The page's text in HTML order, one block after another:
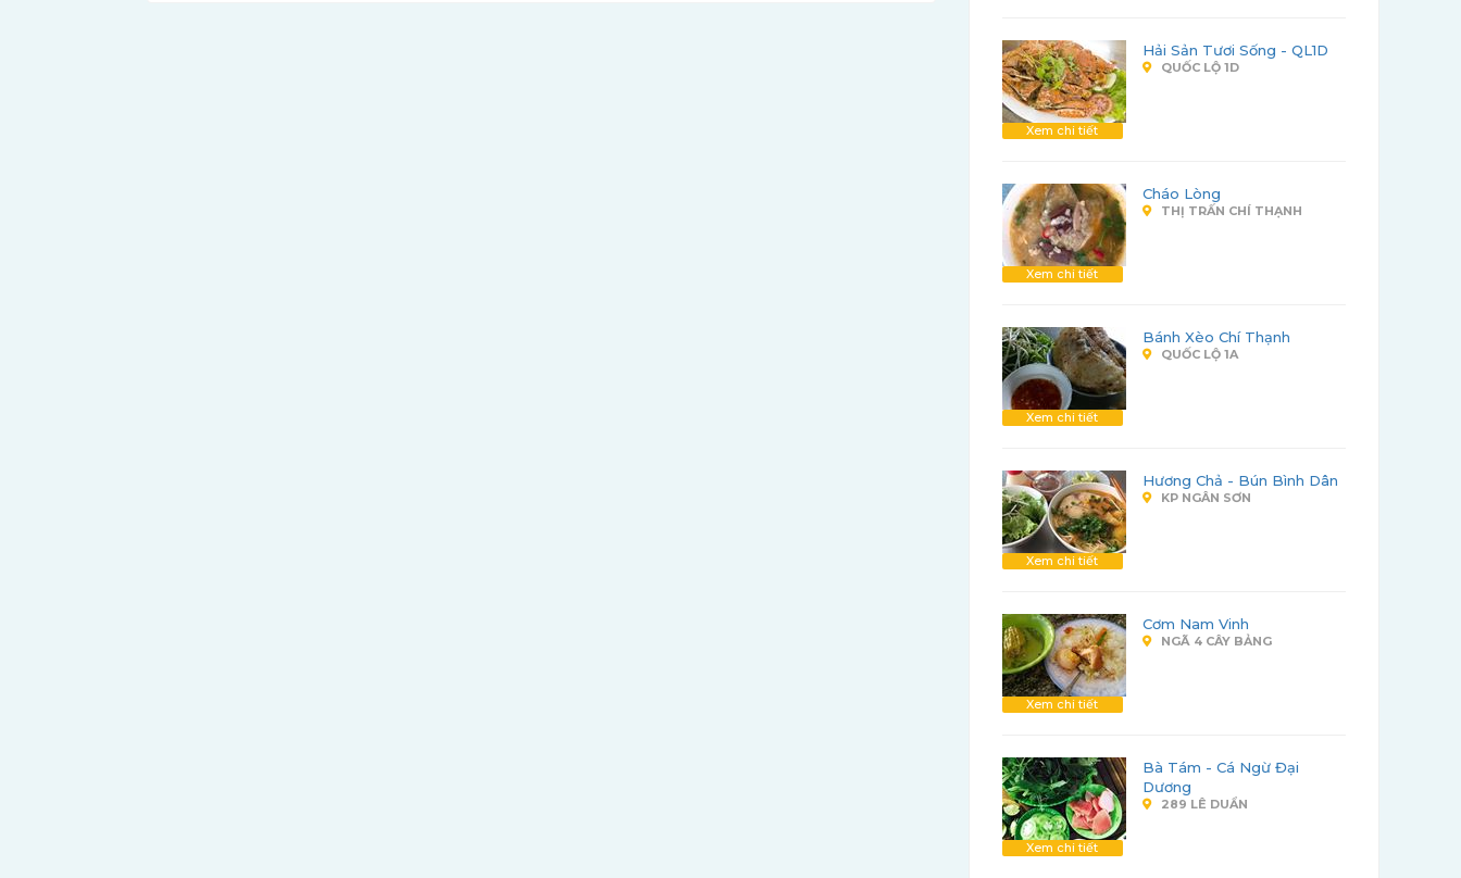
Xem chi tiết
Hải Sản Tươi Sống - QL1D
QUỐC LỘ 1D
Xem chi tiết
Cháo Lòng
THỊ TRẤN CHÍ THẠNH
Xem chi tiết
Bánh Xèo Chí Thạnh
QUỐC LỘ 1A
Xem chi tiết
Hương Chả - Bún Bình Dân
KP NGÂN SƠN
Xem chi tiết
Cơm Nam Vinh
NGÃ 4 CÂY BẢNG
Xem chi tiết
Bà Tám - Cá Ngừ Đại
Dương
289 LÊ DUẨN